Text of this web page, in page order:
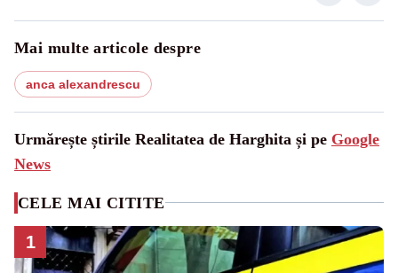
Mai multe articole despre
anca alexandrescu
Urmărește știrile Realitatea de Harghita și pe Google
News
CELE MAI CITITE
1